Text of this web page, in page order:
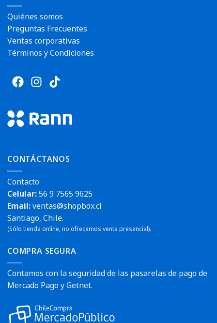
Quiénes somos
Preguntas Frecuentes
Ventas corporativas
Términos y Condiciones
CONTÁCTANOS
Contacto
Celular:56 9 7565 9625
Email:ventas@shopbox.cl
Santiago, Chile.
(Sólo tienda online, no ofrecemos venta presencial).
COMPRA SEGURA
Contamos con la seguridad de las pasarelas de pago de
Mercado Pago y Getnet.